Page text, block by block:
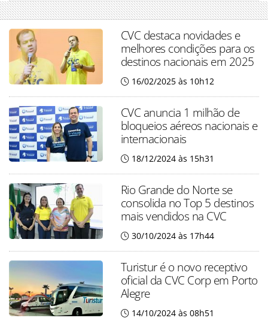
CVC destaca novidades e
melhores condições para os
destinos nacionais em 2025
16/02/2025 às 10h12
CVC anuncia 1 milhão de
bloqueios aéreos nacionais e
internacionais
18/12/2024 às 15h31
Rio Grande do Norte se
consolida no Top 5 destinos
mais vendidos na CVC
30/10/2024 às 17h44
Turistur é o novo receptivo
oficial da CVC Corp em Porto
Alegre
14/10/2024 às 08h51